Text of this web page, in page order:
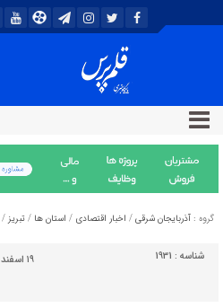
گروه : آذربایجان شرقی / اخبار اقتصادی / استان ها / تبریز /
شناسه : 1931 ۱۹ اسفند ۱۳۹۴ - ۱۶:۱۹